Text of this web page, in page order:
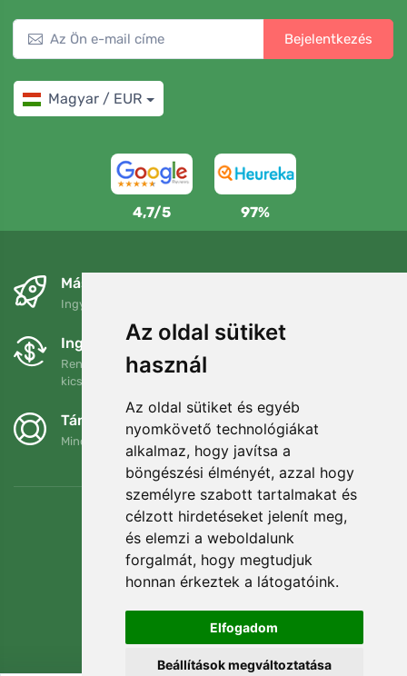
Az oldal sütiket
használ
Az oldal sütiket és egyéb
nyomkövető technológiákat
alkalmaz, hogy javítsa a
böngészési élményét, azzal hogy
személyre szabott tartalmakat és
célzott hirdetéseket jelenít meg,
és elemzi a weboldalunk
forgalmát, hogy megtudjuk
honnan érkeztek a látogatóink.
Elfogadom
Beállítások megváltoztatása
Bejelentkezés
Magyar / EUR
4,7/5 97%
Másnapra és ingyenesen
Ingyenes szállítás a következő összeg felett: 80 EUR
Ingyenes csere és visszaküldés
Rendelését 90 napon belül bármikor visszaküldheti vagy
kicserélheti.
Támogatjuk a Trees.org-ot
Minden megrendelésért ültetünk egy fát! Bővebben